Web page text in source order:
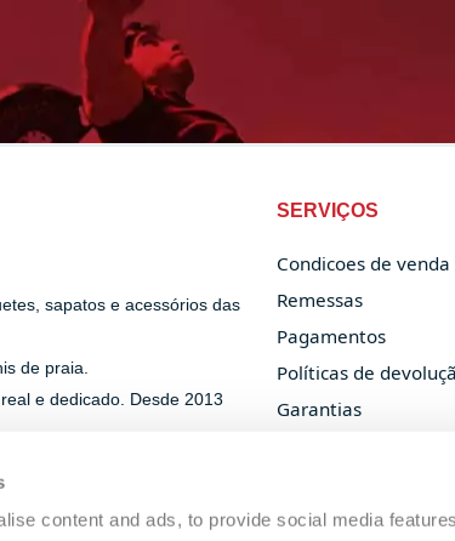
content and ads, to provide social media
sapatos e acessórios das
de praia.
e dedicado. Desde 2013
SERVIÇOS
Condicoes de venda
Remessas
Pagamentos
Políticas de
Garantias